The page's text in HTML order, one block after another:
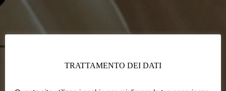
TRATTAMENTO DEI DATI